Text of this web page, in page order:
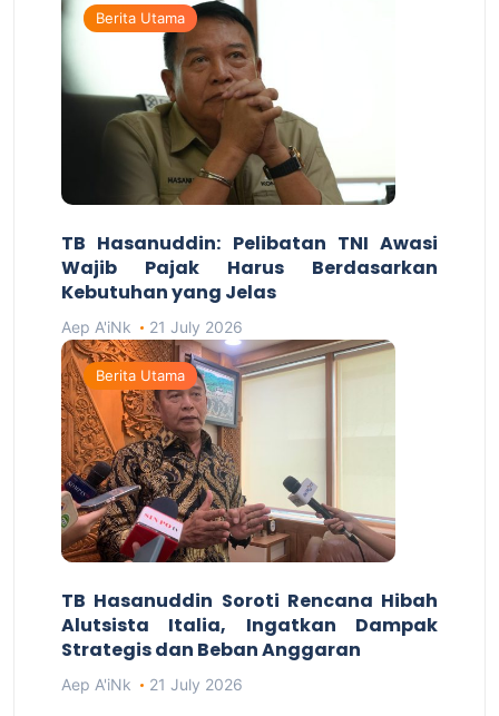
Berita Utama
TB Hasanuddin: Pelibatan TNI Awasi
Wajib Pajak Harus Berdasarkan
Kebutuhan yang Jelas
Aep A'iNk 21 July 2026
Berita Utama
TB Hasanuddin Soroti Rencana Hibah
Alutsista Italia, Ingatkan Dampak
Strategis dan Beban Anggaran
Aep A'iNk 21 July 2026